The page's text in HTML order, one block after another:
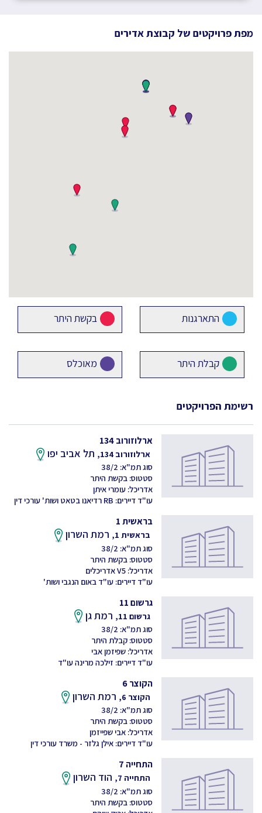
מפת פרויקטים של קבוצת אדירים
התארגנות בקשת היתר
קבלת היתר מאוכלס
רשימת הפרויקטים
ארלוזורוב 134
ארלוזורוב 134, תל אביב יפו
סוג תמ"א: 38/2
סטטוס: בקשת היתר
אדריכל: עומרי איתן
עו"ד דיירים: RB רדיאנו בטאט ושות' עורכי דין
בראשית 1
בראשית 1, רמת השרון
סוג תמ"א: 38/2
סטטוס: בקשת היתר
אדריכל: V5 אדריכלים
עו"ד דיירים: עו"ד באום הנגבי ושות'
גרשום 11
גרשום 11, רמת גן
סוג תמ"א: 38/2
סטטוס: קבלת היתר
אדריכל: שפיזמן אבי
עו"ד דיירים: זילכה מרינה עו"ד
הקוצר 6
הקוצר 6, רמת השרון
סוג תמ"א: 38/2
סטטוס: בקשת היתר
אדריכל: אבי שפייזמן
עו"ד דיירים: אילן גלזר - משרד עורכי דין
התחייה 7
התחייה 7, הוד השרון
סוג תמ"א: 38/2
סטטוס: בקשת היתר